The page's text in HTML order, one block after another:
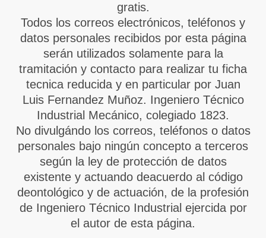
gratis.
Todos los correos electrónicos, teléfonos y
datos personales recibidos por esta página
serán utilizados solamente para la
tramitación y contacto para realizar tu ficha
tecnica reducida y en particular por Juan
Luis Fernandez Muñoz. Ingeniero Técnico
Industrial Mecánico, colegiado 1823.
No divulgándo los correos, teléfonos o datos
personales bajo ningún concepto a terceros
según la ley de protección de datos
existente y actuando deacuerdo al código
deontológico y de actuación, de la profesión
de Ingeniero Técnico Industrial ejercida por
el autor de esta página.